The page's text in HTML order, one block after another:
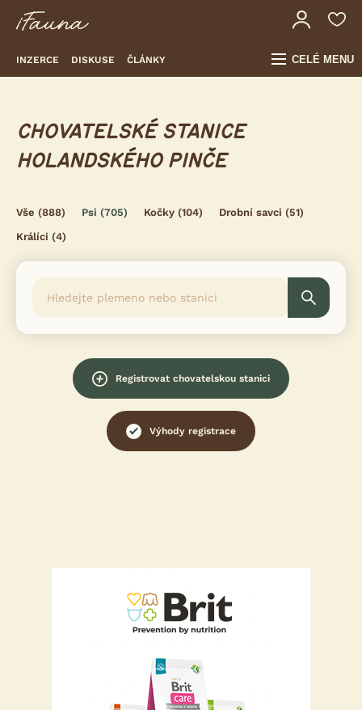
INZERCE DISKUSE ČLÁNKY CELÉ MENU
CHOVATELSKÉ STANICE
HOLANDSKÉHO PINČE
Vše (888) Psi (705) Kočky (104) Drobní savci (51)
Králíci (4)
Registrovat chovatelskou stanici
Výhody registrace